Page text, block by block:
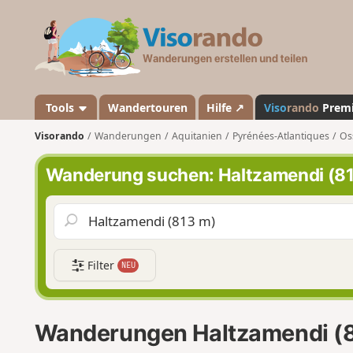
a
n
d
o
Tools Wandertouren Hilfe ↗ Visorando
Visorando Wanderungen Aquitanien Pyrénées-Atlantiques
Wanderung suchen: Haltzamendi
Filter NEU
Wanderungen Haltzamendi